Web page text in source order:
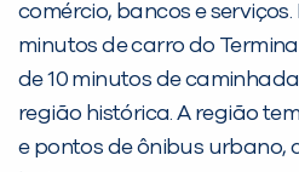
comércio, bancos e serviços.
minutos de carro do
de 10 minutos de
região histórica. A região
e pontos de ônibus urbano,